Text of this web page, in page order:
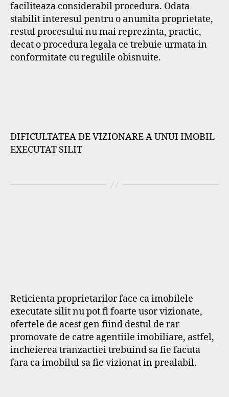
faciliteaza considerabil procedura. Odata
stabilit interesul pentru o anumita proprietate,
restul procesului nu mai reprezinta, practic,
decat o procedura legala ce trebuie urmata in
conformitate cu regulile obisnuite.
DIFICULTATEA DE VIZIONARE A UNUI IMOBIL
EXECUTAT SILIT
Reticienta proprietarilor face ca imobilele
executate silit nu pot fi foarte usor vizionate,
ofertele de acest gen fiind destul de rar
promovate de catre agentiile imobiliare, astfel,
incheierea tranzactiei trebuind sa fie facuta
fara ca imobilul sa fie vizionat in prealabil.